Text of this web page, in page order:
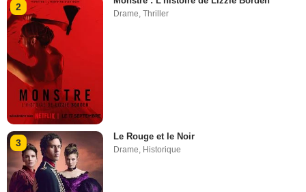
2
Drame,Thriller
3
Le Rouge et le Noir
Drame Historique